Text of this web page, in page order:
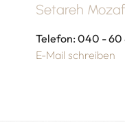
Setareh
Telefon: 040 - 60
E-Mail schreiben